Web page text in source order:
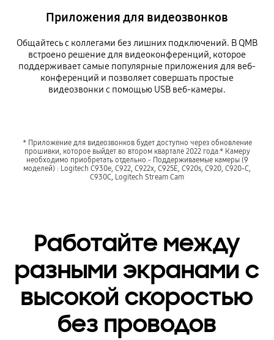
Приложения для видеозвонков
Общайтесь с коллегами без лишних подключений. В QMB
встроено решение для видеоконференций, которое
поддерживает самые популярные приложения для веб-
конференций и позволяет совершать простые
видеозвонки с помощью USB веб-камеры.
* Приложение для видеозвонков будет доступно через обновление
прошивки, которое выйдет во втором квартале 2022 года.* Камеру
необходимо приобретать отдельно.- Поддерживаемые камеры (9
моделей) : Logitech C930e, C922, C922x, C925E, C920s, C920, C920-C,
C930C, Logitech Stream Cam
Работайте между
разными экранами с
высокой скоростью
без проводов